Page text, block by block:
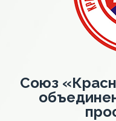
Союз